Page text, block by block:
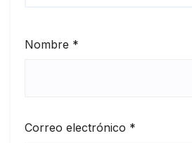
Nombre *
Correo electrónico *